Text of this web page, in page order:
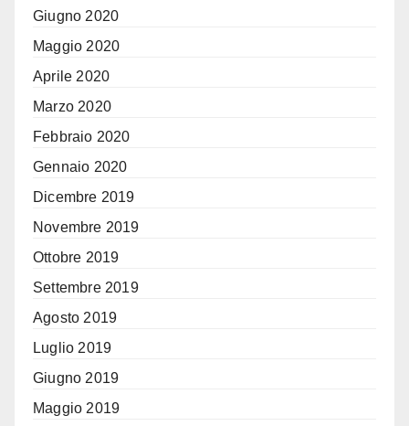
Giugno 2020
Maggio 2020
Aprile 2020
Marzo 2020
Febbraio 2020
Gennaio 2020
Dicembre 2019
Novembre 2019
Ottobre 2019
Settembre 2019
Agosto 2019
Luglio 2019
Giugno 2019
Maggio 2019